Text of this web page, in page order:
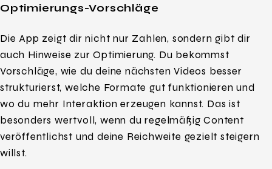
Optimierungs-Vorschläge
Die App zeigt dir nicht nur Zahlen, sondern gibt dir
auch Hinweise zur Optimierung. Du bekommst
Vorschläge, wie du deine nächsten Videos besser
strukturierst, welche Formate gut funktionieren und
wo du mehr Interaktion erzeugen kannst. Das ist
besonders wertvoll, wenn du regelmäßig Content
veröffentlichst und deine Reichweite gezielt steigern
willst.